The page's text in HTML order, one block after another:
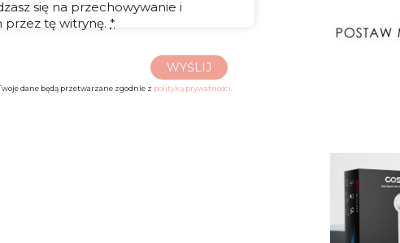
się na przechowywanie i
tę witrynę. *
WYŚLIJ
dane będą przetwarzane zgodnie z polityką prywatności.